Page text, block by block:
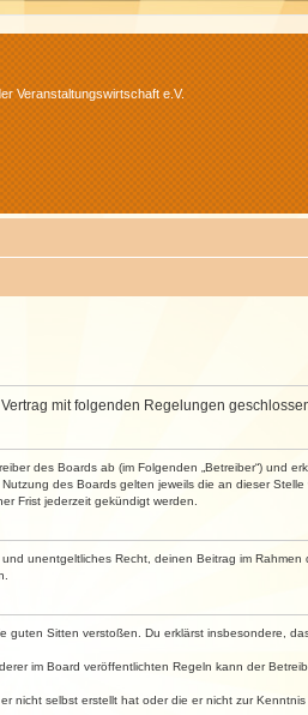
Veranstaltungswirtschaft e.V.
mit folgenden Regelungen
des Boards ab (im Folgenden „Betreiber“) und
des Boards gelten jeweils die an dieser Stelle
Frist jederzeit gekündigt werden.
unentgeltliches Recht, deinen Beitrag im Rahmen
Sitten verstoßen. Du erklärst insbesondere,
im Board veröffentlichten Regeln kann der
selbst erstellt hat oder die er nicht zur